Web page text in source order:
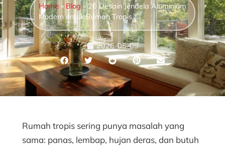
Home » Blog»20 Desain Jendela Aluminium
Modern untuk Rumah Tropis
2026-05-09
Rumah tropis sering punya masalah yang
sama: panas, lembap, hujan deras, dan butuh